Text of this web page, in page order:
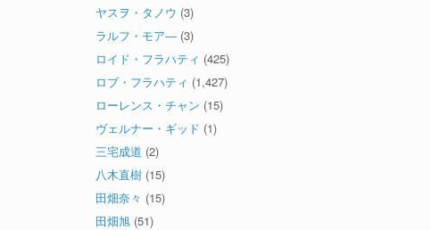
ヤスヲ・タノウ (3)
ラルフ・モア― (3)
ロイド・フラハティ (425)
ロブ・フラハティ (1,427)
ローレンス・チャン (15)
ヴェルナー・ギッド (1)
三宅成道 (2)
八木直樹 (15)
田畑奈々 (15)
田畑旭 (51)